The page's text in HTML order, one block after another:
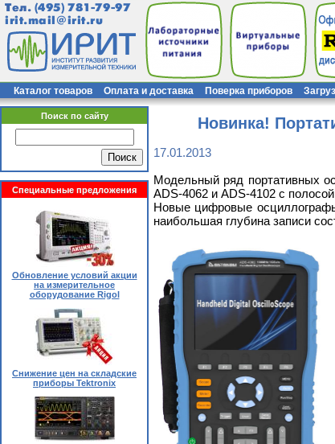
Тел. (495) 781-79-97
irit.mail@irit.ru
Каталог товаров Оплата и доставка Поверка приборов
Поиск по сайту
Специальные предложения
Обновление условий акции
на измерительное
оборудование Rigol
Снижение цен на складские
приборы Tektronix
Новинка!
17.01.2013
Модельный ряд портативных
ADS-4062 и ADS-4102 с
Новые цифровые
наибольшая глубина записи